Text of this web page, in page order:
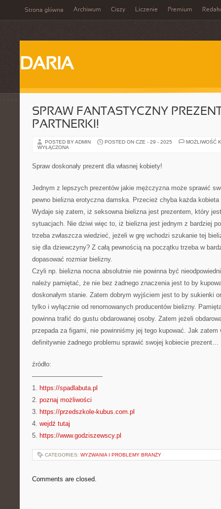
Strona główna Archiwum Ciszy Liczenie Premium
DARIA
SPRAW FANTASTYCZNY
PARTNERKI!
POSTED BY ADMIN POSTED ON CZE - 29 - 2025
MOŻLIWOŚĆ
WYŁĄCZONA
Spraw doskonały prezent dla własnej kobiety!
Jednym z lepszych prezentów jakie mężczyzna może sprawić
pewno bielizna erotyczna damska. Przecież chyba każda
Wydaje się zatem, iż seksowna bielizna jest prezentem, który
sytuacjach. Nie dziwi więc to, iż bielizna jest jednym z bardziej
trzeba zwłaszcza wiedzieć, jeżeli w grę wchodzi szukanie tej
się dla dziewczyny? Z całą pewnością na początku trzeba w
dopasować rozmiar bielizny.
Czyli np. bielizna nocna absolutnie nie powinna być
należy pamiętać, że nie bez żadnego znaczenia jest to by
doskonałym stanie. Zatem dobrym wyjściem jest to by sukienki
tylko i wyłącznie od renomowanych producentów bielizny.
powinna trafić do gustu obdarowanej osoby. Zatem jeżeli
przepada za figami, nie powinniśmy jej tego kupować. Jak zatem
definitywnie żadnego problemu sprawić swojej kobiecie prezent…
źródło:
———————————
1. https://spadlabuta.pl
2. poznaj możliwości
3. https://przedszkole-kubus.com.pl
4. wejdź tutaj
5. https://www.godziszewscy.pl
CATEGORIES: WYZWANIA I PROBLEMY BRANŻY
Comments are closed.